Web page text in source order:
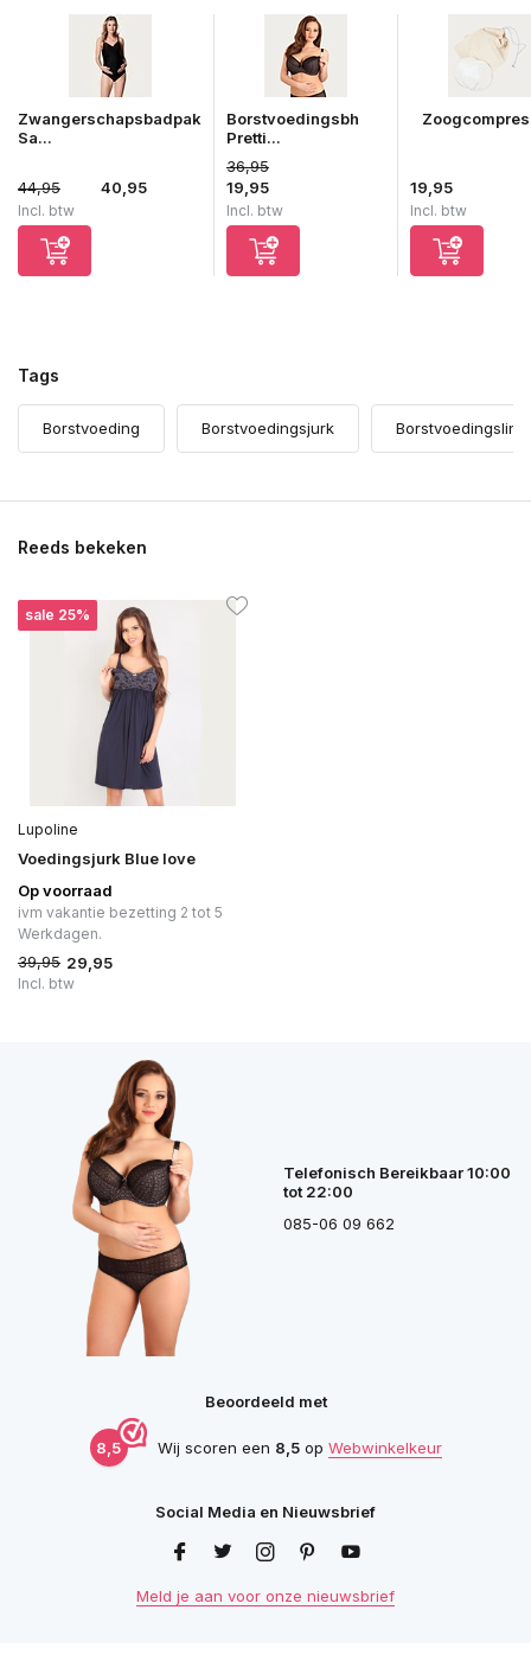
Zwangerschapsbadpak
Sa...
44,95 40,95
Incl. btw
Borstvoedingsbh
Pretti...
36,95
19,95
Incl. btw
19,95
Incl. btw
Tags
Borstvoeding Borstvoedingsjurk
Reeds bekeken
sale 25%
Lupoline
Voedingsjurk Blue love
Op voorraad
ivm vakantie bezetting 2 tot 5
Werkdagen.
39,95 29,95
Incl. btw
Telefonisch Bereikbaar 10:00
tot 22:00
085-06 09 662
Beoordeeld met
8,5 Wij scoren een 8,5op Webwinkelkeur
Social Media en Nieuwsbrief
Meld je aan voor onze nieuwsbrief